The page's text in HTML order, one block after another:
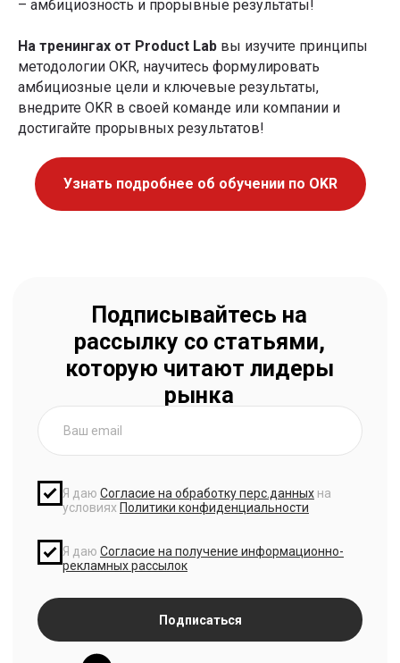
– амбициозность и прорывные результаты!
На тренингах от Product Lab вы изучите принципы
методологии OKR, научитесь формулировать
амбициозные цели и ключевые результаты,
внедрите OKR в своей команде или компании и
достигайте прорывных результатов!
Узнать подробнее об обучении по OKR